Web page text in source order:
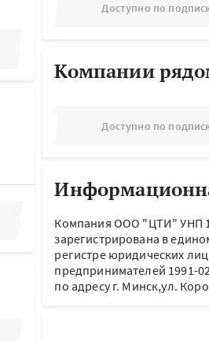
Доступно по
Компании
Доступно по
Компания ООО "ЦТИ" УНП
зарегистрирована в
регистре юридических
предпринимателей 1991-
по адресуг. Минск,ул.